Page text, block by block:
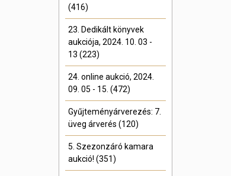
(416)
23. Dedikált könyvek
aukciója, 2024. 10. 03 -
13 (223)
24. online aukció, 2024.
09. 05 - 15. (472)
Gyűjteményárverezés: 7.
üveg árverés (120)
5. Szezonzáró kamara
aukció! (351)